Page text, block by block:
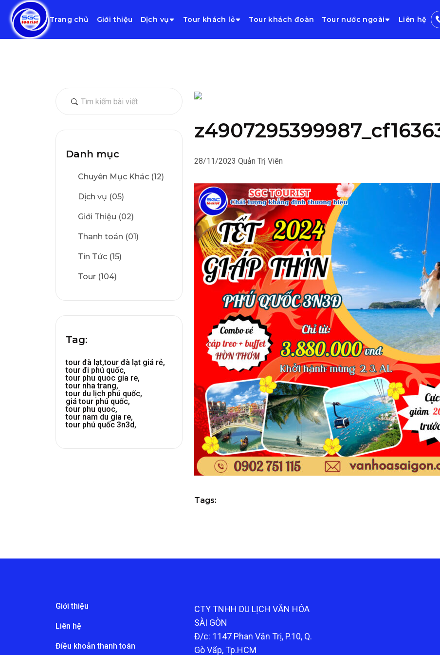
Trang chủ Giới thiệu Dịch vụ Tour khách lẻ Tour khách đoàn Tour nước ngoài Liên hệ
Danh mục
Chuyên Mục Khác (12)
Dịch vụ (05)
Giới Thiệu (02)
Thanh toán (01)
Tin Tức (15)
Tour (104)
Tag:
tour đà lạt,tour đà lạt giá rẻ,
tour đi phú quốc,
tour phu quoc gia re,
tour nha trang,
tour du lịch phú quốc,
giá tour phú quốc,
tour phu quoc,
tour nam du gia re,
tour phú quốc 3n3d,
28/11/2023 Quản Trị Viên
Tags:
Giới thiệu
Liên hệ
Điều khoản thanh toán
CTY TNHH DU LỊCH VĂN HÓA
SÀI GÒN
Đ/c: 1147 Phan Văn Trị, P.10, Q.
Gò Vấp, Tp.HCM